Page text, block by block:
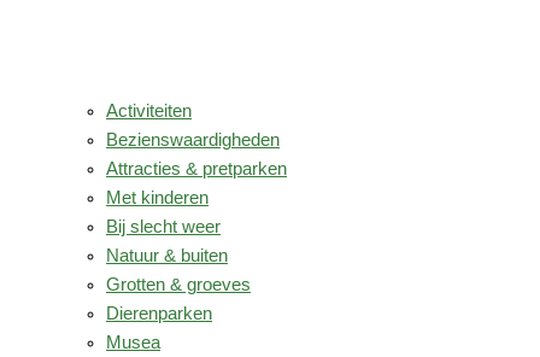
Activiteiten
Bezienswaardigheden
Attracties & pretparken
Met kinderen
Bij slecht weer
Natuur & buiten
Grotten & groeves
Dierenparken
Musea